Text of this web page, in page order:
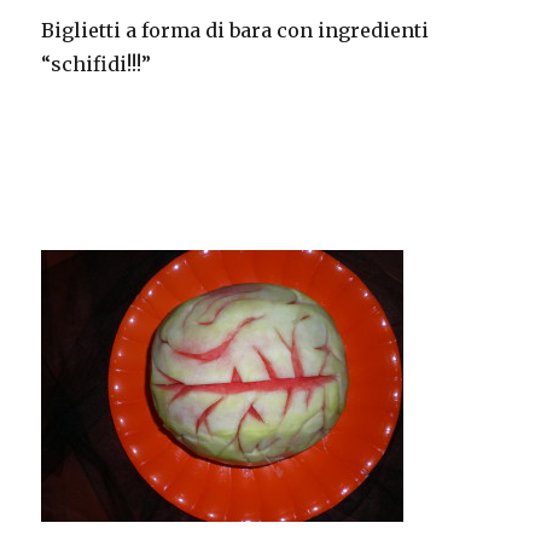
Biglietti a forma di bara con ingredienti
“schifidi!!!”